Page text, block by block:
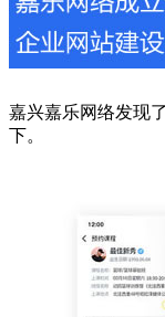
嘉兴嘉乐网络发现
下。